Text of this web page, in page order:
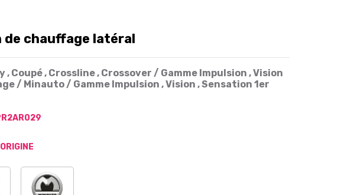
de chauffage latéral
, Coupé , Crossline , Crossover / Gamme Impulsion , Vision
/ Minauto / Gamme Impulsion , Vision , Sensation 1er